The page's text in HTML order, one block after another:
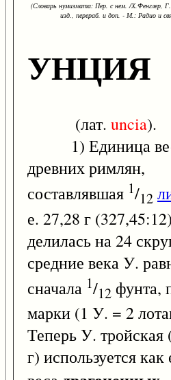
(Словарь нумизмата: Пер. с нем. /Х.Фенглер,
изд., перераб. и доп. - М.: Радио и
УНЦИЯ
(лат. uncia).
1) Единица
древних римлян,
составлявшая 1/12
е. 27,28 г
делилась на 24
средние века У.
сначала 1/12 фунта,
марки (1 У. = 2
Теперь У. тройская
г) используется